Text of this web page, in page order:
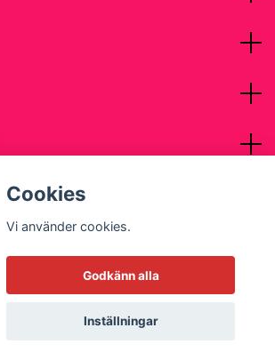
© 2026 Hot Woman Clothes
Cookies
Vi använder cookies.
Godkänn alla
Inställningar